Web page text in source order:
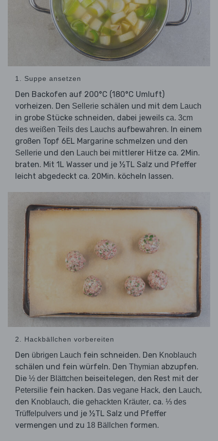
1. Suppe ansetzen
Den Backofen auf 200°C (180°C Umluft)
vorheizen. Den Sellerie schälen und mit dem Lauch
in grobe Stücke schneiden, dabei jeweils ca. 3cm
des weißen Teils des Lauchs aufbewahren. In einem
großen Topf 6EL Margarine schmelzen und den
Sellerie und den Lauch bei mittlerer Hitze ca. 2Min.
braten. Mit 1L Wasser und je ½TL Salz und Pfeffer
leicht abgedeckt ca. 20Min. köcheln lassen.
2. Hackbällchen vorbereiten
Den übrigen Lauch fein schneiden. Den Knoblauch
schälen und fein würfeln. Den Thymian abzupfen.
Die ½ der Blättchen beiseitelegen, den Rest mit der
Petersilie fein hacken. Das vegane Hack, den Lauch,
den Knoblauch, die gehackten Kräuter, ca. ⅓ des
Trüffelpulvers und je ½TL Salz und Pfeffer
vermengen und zu 18 Bällchen formen.